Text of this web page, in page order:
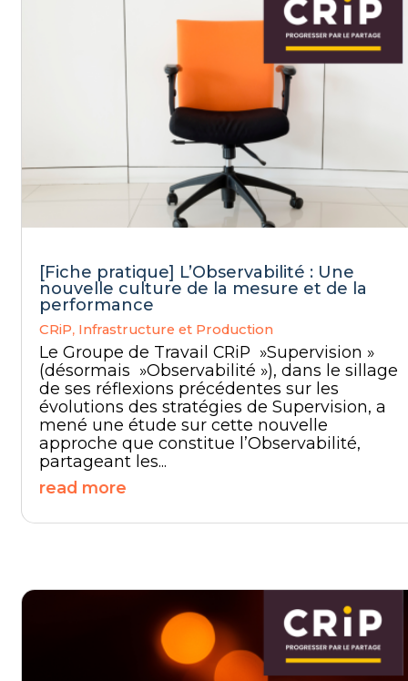
[Fiche pratique] L’Observabilité : Une
nouvelle culture de la mesure et de la
performance
CRiP, Infrastructure et Production
Le Groupe de Travail CRiP »Supervision »
(désormais »Observabilité »), dans le sillage
de ses réflexions précédentes sur les
évolutions des stratégies de Supervision, a
mené une étude sur cette nouvelle
approche que constitue l’Observabilité,
partageant les...
read more